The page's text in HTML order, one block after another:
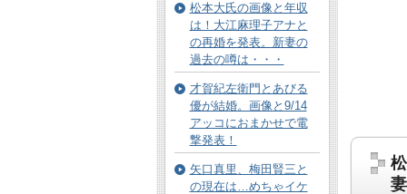
松本大氏の画像と年収
は！大江麻理子アナと
の再婚を発表。新妻の
過去の噂は・・・
才賀紀左衛門とあびる
優が結婚。画像と9/14
アッコにおまかせで電
撃発表！
矢口真里、梅田賢三と
の現在は…めちゃイケ